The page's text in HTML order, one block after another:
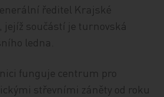
ředitel Krajské
jejíž součástí je turnovská
ledna.
funguje centrum pro
střevními záněty od roku